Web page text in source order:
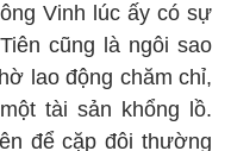
Vinh lúc ấy có sự
cũng là ngôi sao
lao động chăm chỉ,
tài sản khổng lồ.
để cặp đôi thường